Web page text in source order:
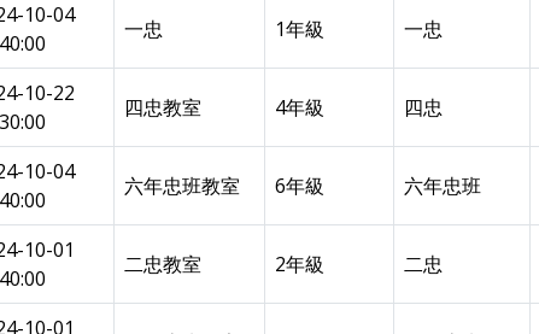
10-04
一忠 1年級 一忠
10-22
四忠教室 4年級 四忠
10-04
六年忠班教室 6年級 六年忠班
10-01
二忠教室 2年級 二忠
10-01